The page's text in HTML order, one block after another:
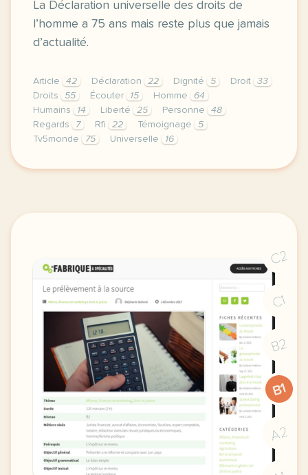
La Déclaration universelle des droits de
l’homme a 75 ans mais reste plus que jamais
d’actualité.
Article 42 Déclaration 22 Dignité 5 Droit
33
Droits
55 Écouter 15 Homme
64
Humains
14 Liberté 25 Personne
48
Regards
7 Rfi 22 Témoignage
5
Tv5monde
75 Universelle 16
article regards croises sur la declaration
C2
C1
B2
B1
A2